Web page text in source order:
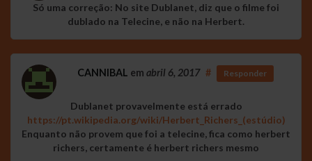
Só uma correção: No site Dublanet, diz que o filme foi
dublado na Telecine, e não na Herbert.
CANNIBAL em abril 6, 2017 # Responder
Dublanet provavelmente está errado
https://pt.wikipedia.org/wiki/Herbert_Richers_(estúdio)
Enquanto não provem que foi a telecine, fica como herbert
richers, certamente é herbert richers mesmo